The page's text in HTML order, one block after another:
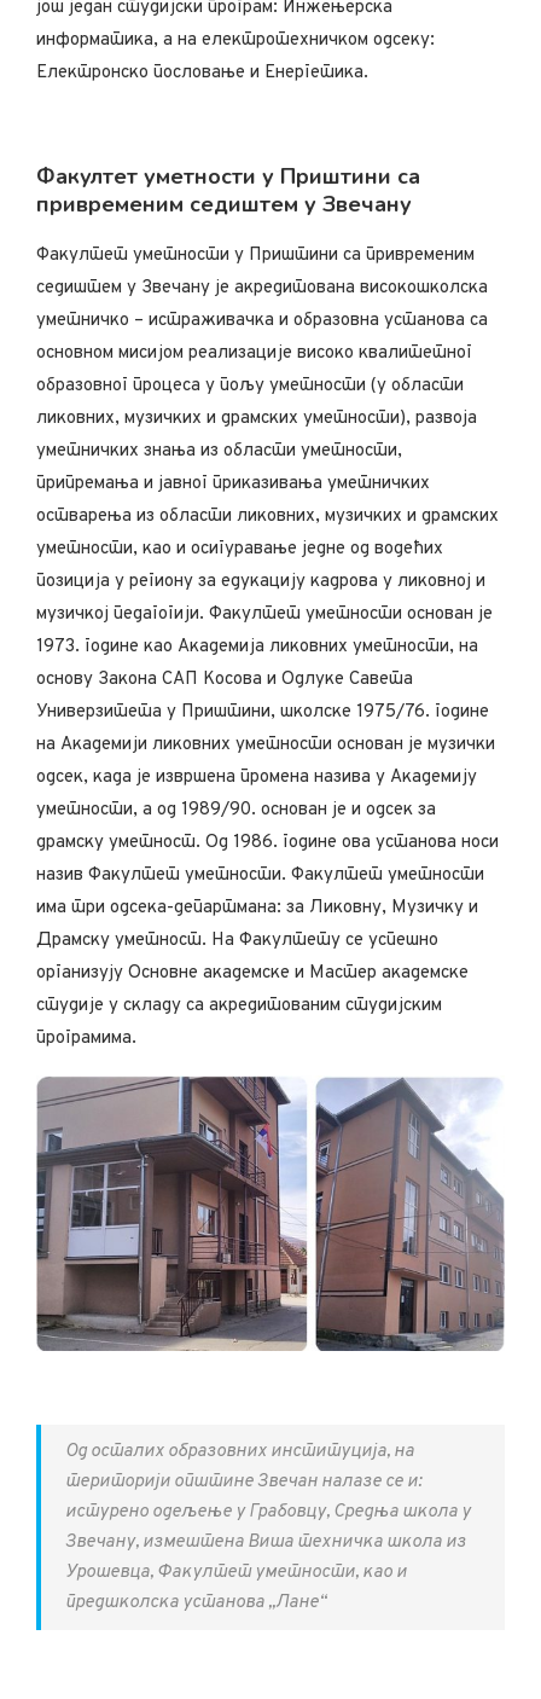
још један студијски програм: Инжењерска
информатика, а на електротехничком одсеку:
Електронско пословање и Енергетика.
Факултет уметности у Приштини са
привременим седиштем у Звечану
Факултет уметности у Приштини са привременим
седиштем у Звечану је акредитована високошколска
уметничко – истраживачка и образовна установа са
основном мисијом реализације високо квалитетног
образовног процеса у пољу уметности (у области
ликовних, музичких и драмских уметности), развојa
уметничких знања из области уметности,
припремања и јавног приказивања уметничких
остварења из области ликовних, музичких и драмских
уметности, као и осигуравање једне од водећих
позиција у региону за едукацију кадрова у ликовној и
музичкој педагогији. Факултет уметности основан је
1973. године као Академија ликовних уметности, на
основу Закона САП Косова и Одлуке Савета
Универзитета у Приштини, школске 1975/76. године
на Академији ликовних уметности основан је музички
одсек, када је извршена промена назива у Академију
уметности, а од 1989/90. основан је и одсек за
драмску уметност. Од 1986. године ова установа носи
назив Факултет уметности. Факултет уметности
има три одсека-департмана: за Ликовну, Музичку и
Драмску уметност. На Факултету се успешно
организују Основне академске и Мастер академске
студије у складу са акредитованим студијским
програмима.
Од осталих образовних институција, на
територији општине Звечан налазе се и:
истурено одељење у Грабовцу, Средња школа у
Звечану, измештена Виша техничка школа из
Урошевца, Факултет уметности, као и
предшколска установа „Лане“